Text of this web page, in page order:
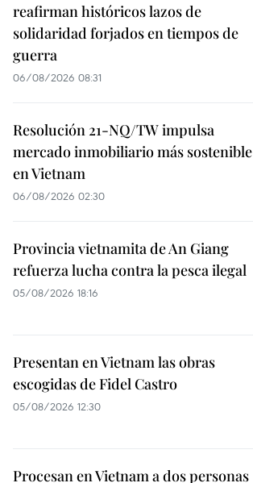
reafirman históricos lazos de
solidaridad forjados en tiempos de
guerra
06/08/2026 08:31
Resolución 21-NQ/TW impulsa
mercado inmobiliario más sostenible
en Vietnam
06/08/2026 02:30
Provincia vietnamita de An Giang
refuerza lucha contra la pesca ilegal
05/08/2026 18:16
Presentan en Vietnam las obras
escogidas de Fidel Castro
05/08/2026 12:30
Procesan en Vietnam a dos personas